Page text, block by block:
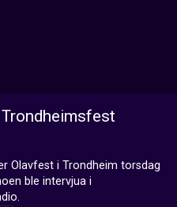
Olavfest i Trondheim torsdag
ble intervjua i